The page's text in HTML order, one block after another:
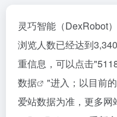
灵巧智能（DexRobot
浏览人数已经达到
重信息，可以点击"
数据
"进入；以目前
爱站数据为准，更多